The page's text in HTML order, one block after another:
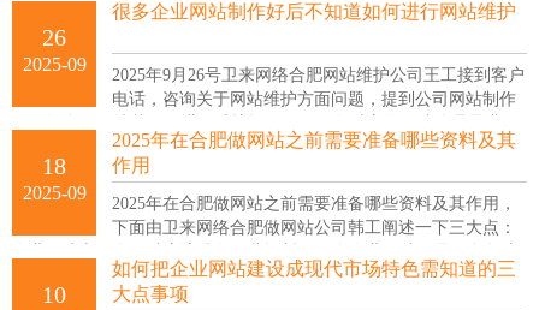
了解网站制作的日常维护工作应该从哪些方面入手，具体归纳七点
26
2025-09
很多企业网站制作好后不知道如何进行网站维护
2025年9月26号卫来网络合肥网站维护公司王工接到客户
电话，咨询关于网站维护方面问题，提到公司网站制作
维护更新，致使网站成了摆设，而无法发挥其应有的作用。
18
2025-09
2025年在合肥做网站之前需要准备哪些资料及其
作用
2025年在合肥做网站之前需要准备哪些资料及其作用，
下面由卫来网络合肥做网站公司韩工阐述一下三大点：
能见到效果？企业网站怎么样才能起到作用？
10
如何把企业网站建设成现代市场特色需知道的三
大点事项